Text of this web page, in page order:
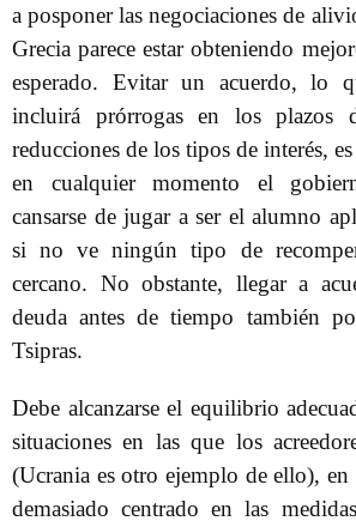
a posponer las negociaciones de
Grecia parece estar obteniendo
esperado. Evitar un acuerdo, lo
incluirá prórrogas en los plazos
reducciones de los tipos de interés,
en cualquier momento el
cansarse de jugar a ser el alumno
si no ve ningún tipo de
cercano. No obstante, llegar a
deuda antes de tiempo también
Tsipras.
Debe alcanzarse el equilibrio
situaciones en las que los
(Ucrania es otro ejemplo de ello), en
demasiado centrado en las